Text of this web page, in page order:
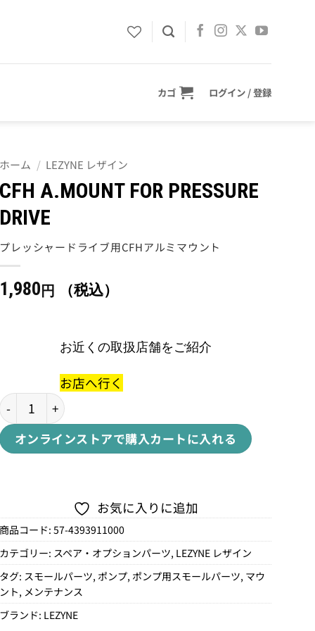
カゴ ログイン / 登録
ホーム / LEZYNE レザイン
CFH A.MOUNT FOR PRESSURE
DRIVE
プレッシャードライブ用CFHアルミマウント
1,980 円 （税込）
お近くの取扱店舗をご紹介
お店へ行く
A.MOUNT FOR PRESSURE DRIVEプレッシャードライ
オンラインストアで購入カートに入れる
お気に入りに追加
商品コード:57-4393911000
カテゴリー: スペア・オプションパーツ, LEZYNE レザイン
タグ: スモールパーツ, ポンプ, ポンプ用スモールパーツ, マウ
ント, メンテナンス
ブランド: LEZYNE